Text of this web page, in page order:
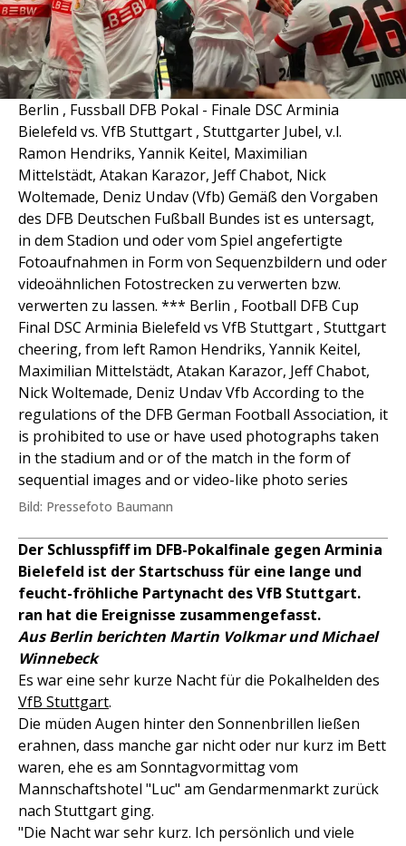
Berlin , Fussball DFB Pokal - Finale DSC Arminia
Bielefeld vs. VfB Stuttgart , Stuttgarter Jubel, v.l.
Ramon Hendriks, Yannik Keitel, Maximilian
Mittelstädt, Atakan Karazor, Jeff Chabot, Nick
Woltemade, Deniz Undav (Vfb) Gemäß den Vorgaben
des DFB Deutschen Fußball Bundes ist es untersagt,
in dem Stadion und oder vom Spiel angefertigte
Fotoaufnahmen in Form von Sequenzbildern und oder
videoähnlichen Fotostrecken zu verwerten bzw.
verwerten zu lassen. *** Berlin , Football DFB Cup
Final DSC Arminia Bielefeld vs VfB Stuttgart , Stuttgart
cheering, from left Ramon Hendriks, Yannik Keitel,
Maximilian Mittelstädt, Atakan Karazor, Jeff Chabot,
Nick Woltemade, Deniz Undav Vfb According to the
regulations of the DFB German Football Association, it
is prohibited to use or have used photographs taken
in the stadium and or of the match in the form of
sequential images and or video-like photo series
Bild: Pressefoto Baumann
Der Schlusspfiff im DFB-Pokalfinale gegen Arminia
Bielefeld ist der Startschuss für eine lange und
feucht-fröhliche Partynacht des VfB Stuttgart.
ran hat die Ereignisse zusammengefasst.
Aus Berlin berichten Martin Volkmar und Michael
Winnebeck
Es war eine sehr kurze Nacht für die Pokalhelden des
VfB Stuttgart.
Die müden Augen hinter den Sonnenbrillen ließen
erahnen, dass manche gar nicht oder nur kurz im Bett
waren, ehe es am Sonntagvormittag vom
Mannschaftshotel "Luc" am Gendarmenmarkt zurück
nach Stuttgart ging.
"Die Nacht war sehr kurz. Ich persönlich und viele